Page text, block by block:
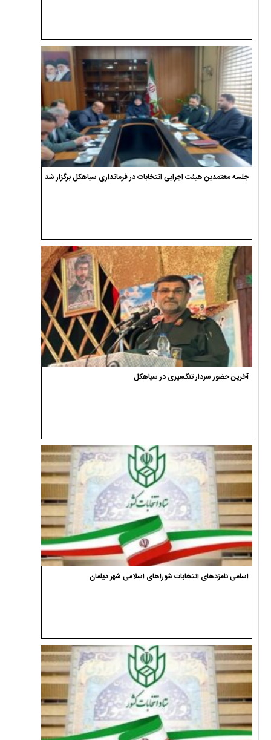
جلسه معتمدین هیئت اجرایی انتخابات در فرمانداری سیاهکل برگزار شد
آخرین حضور سردار تنگسیری در سیاهکل
اسامی نامزدهای انتخابات شوراهای اسلامی شهر دیلمان